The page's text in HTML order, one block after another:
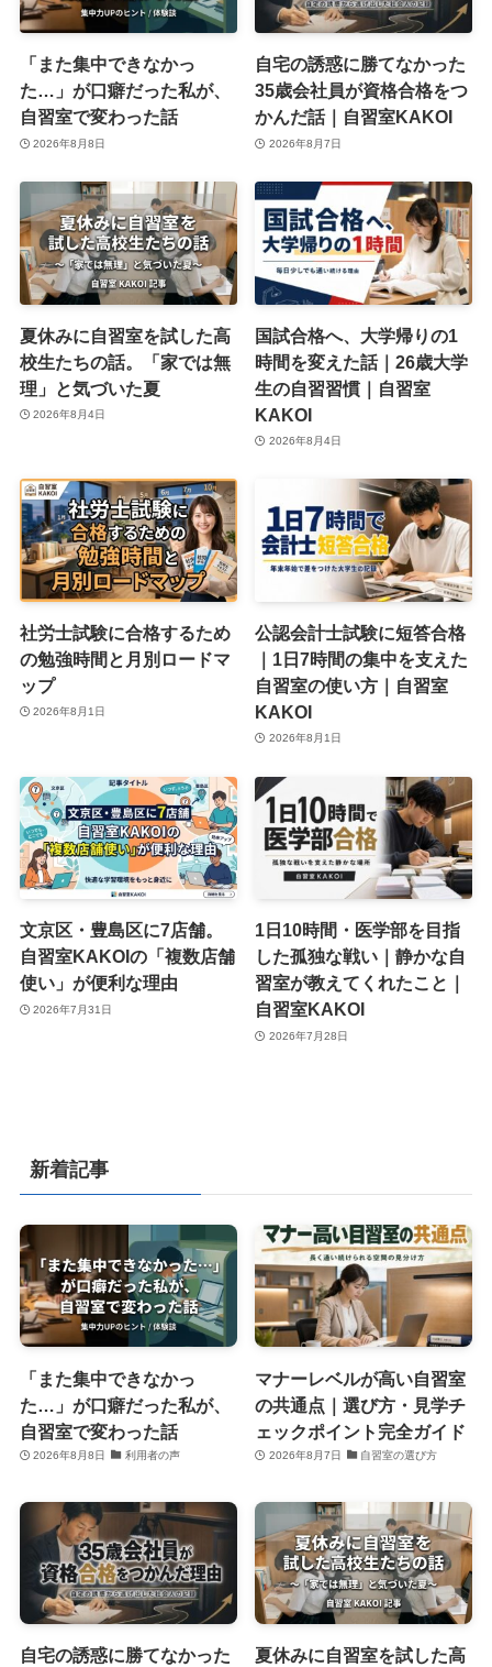
「また集中できなかっ
た…」が口癖だった私が、
自習室で変わった話
2026年8月8日
自宅の誘惑に勝てなかった
35歳会社員が資格合格をつ
かんだ話｜自習室KAKOI
2026年8月7日
夏休みに自習室を試した高
校生たちの話。「家では無
理」と気づいた夏
2026年8月4日
国試合格へ、大学帰りの1
時間を変えた話｜26歳大学
生の自習習慣｜自習室
KAKOI
2026年8月4日
社労士試験に合格するため
の勉強時間と月別ロードマ
ップ
2026年8月1日
公認会計士試験に短答合格
｜1日7時間の集中を支えた
自習室の使い方｜自習室
KAKOI
2026年8月1日
文京区・豊島区に7店舗。
自習室KAKOIの「複数店舗
使い」が便利な理由
2026年7月31日
1日10時間・医学部を目指
した孤独な戦い｜静かな自
習室が教えてくれたこと｜
自習室KAKOI
2026年7月28日
新着記事
「また集中できなかっ
た…」が口癖だった私が、
自習室で変わった話
2026年8月8日 利用者の声
マナーレベルが高い自習室
の共通点｜選び方・見学チ
ェックポイント完全ガイド
2026年8月7日 自習室の選び方
自宅の誘惑に勝てなかった
夏休みに自習室を試した高